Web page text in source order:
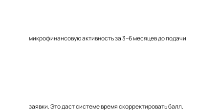
микрофинансовую активность за 3–6 месяцев до подачи
заявки. Это даст системе время скорректировать балл.